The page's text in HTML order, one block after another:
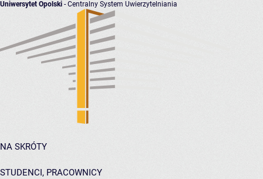
Uniwersytet Opolski - Centralny System Uwierzytelniania
NA SKRÓTY
STUDENCI, PRACOWNICY